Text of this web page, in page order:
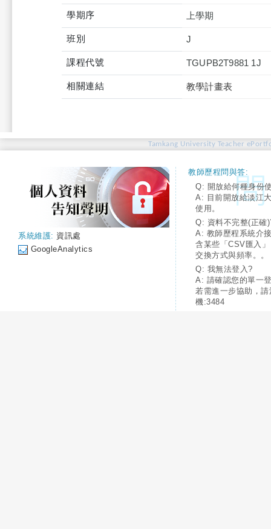
學期序 上學期
班別 J
課程代號 TGUPB2T9881 1J
相關連結 教學計畫表
Tamkang University Teacher
系統維護: 資訊處
GoogleAnalytics
教師歷程問與答:
Q: 開放給何種身份
A: 目前開放給淡江
使用。
Q: 資料不完整(正確
A: 教師歷程系統介
含某些「CSV匯入
交換方式與頻率。。
Q: 我無法登入?
A: 請確認您的單一
若需進一步協助，
機:3484